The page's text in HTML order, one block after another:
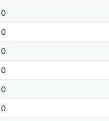
0
0
0
0
0
0